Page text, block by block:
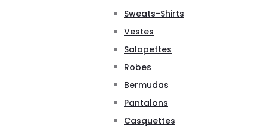
Sweats-Shirts
Vestes
Salopettes
Robes
Bermudas
Pantalons
Casquettes